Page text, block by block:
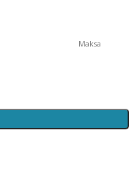
Maksa